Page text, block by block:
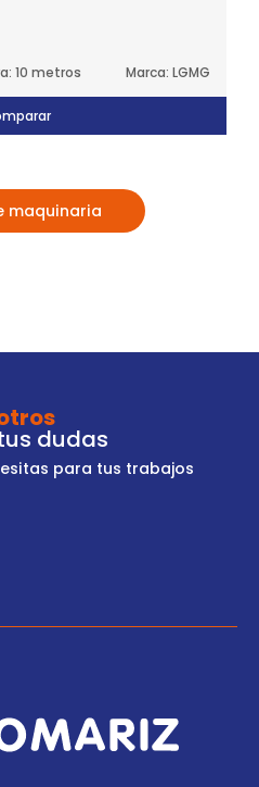
Marca: LGMG
maquinaria
dudas
para tus trabajos